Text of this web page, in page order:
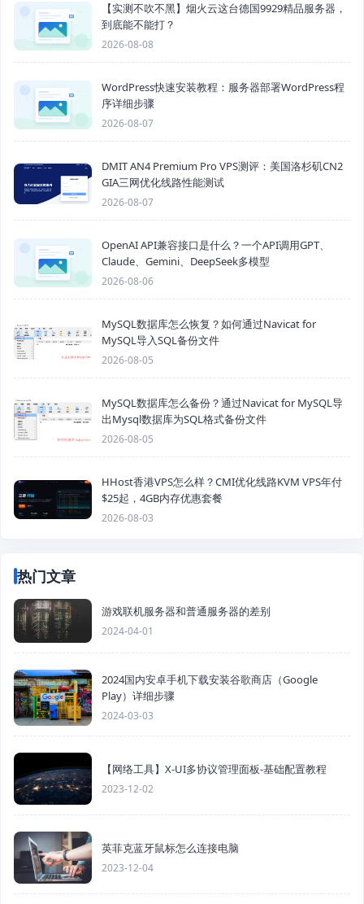
【实测不吹不黑】烟火云这台德国9929精品服务器，
到底能不能打？
2026-08-08
WordPress快速安装教程：服务器部署WordPress程
序详细步骤
2026-08-07
DMIT AN4 Premium Pro VPS测评：美国洛杉矶CN2
GIA三网优化线路性能测试
2026-08-07
OpenAI API兼容接口是什么？一个API调用GPT、
Claude、Gemini、DeepSeek多模型
2026-08-06
MySQL数据库怎么恢复？如何通过Navicat for
MySQL导入SQL备份文件
2026-08-05
MySQL数据库怎么备份？通过Navicat for MySQL导
出Mysql数据库为SQL格式备份文件
2026-08-05
HHost香港VPS怎么样？CMI优化线路KVM VPS年付
$25起，4GB内存优惠套餐
2026-08-03
热门文章
游戏联机服务器和普通服务器的差别
2024-04-01
2024国内安卓手机下载安装谷歌商店（Google
Play）详细步骤
2024-03-03
【网络工具】X-UI多协议管理面板-基础配置教程
2023-12-02
英菲克蓝牙鼠标怎么连接电脑
2023-12-04